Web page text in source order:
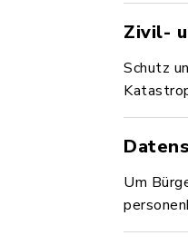
Zivil-
Schutz
Um